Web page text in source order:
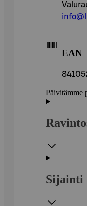
EAN
Päivitämme
Sijainti